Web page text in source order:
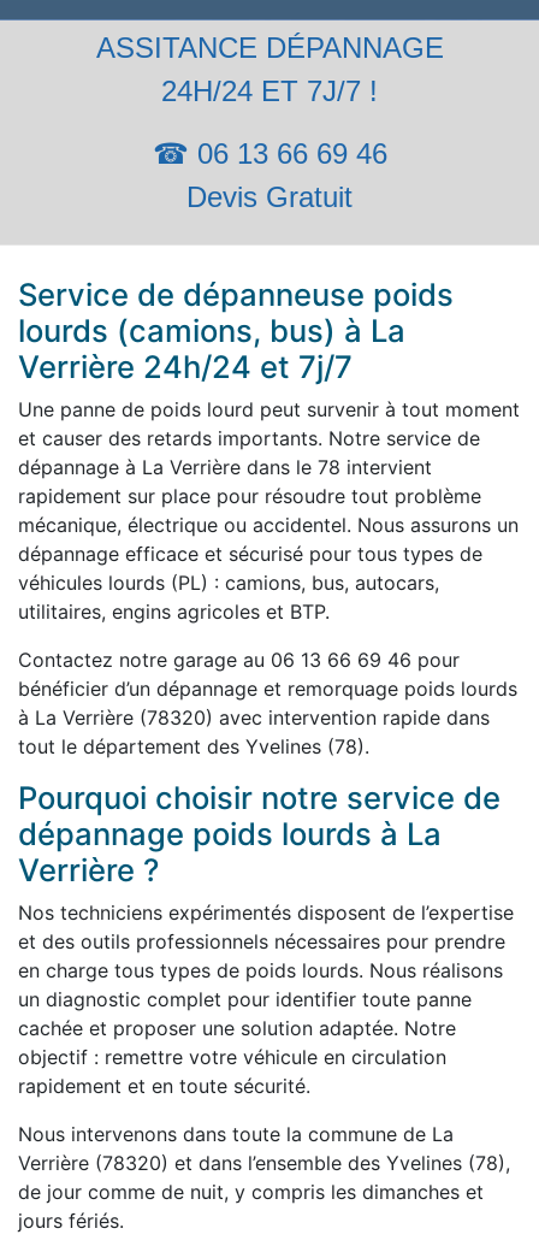
ASSITANCE DÉPANNAGE
24H/24 ET 7J/7 !
☎ 06 13 66 69 46
Devis Gratuit
Service de dépanneuse poids
lourds (camions, bus) à La
Verrière 24h/24 et 7j/7
Une panne de poids lourd peut survenir à tout moment
et causer des retards importants. Notre service de
dépannage à La Verrière dans le 78 intervient
rapidement sur place pour résoudre tout problème
mécanique, électrique ou accidentel. Nous assurons un
dépannage efficace et sécurisé pour tous types de
véhicules lourds (PL) : camions, bus, autocars,
utilitaires, engins agricoles et BTP.
Contactez notre garage au 06 13 66 69 46 pour
bénéficier d’un dépannage et remorquage poids lourds
à La Verrière (78320) avec intervention rapide dans
tout le département des Yvelines (78).
Pourquoi choisir notre service de
dépannage poids lourds à La
Verrière ?
Nos techniciens expérimentés disposent de l’expertise
et des outils professionnels nécessaires pour prendre
en charge tous types de poids lourds. Nous réalisons
un diagnostic complet pour identifier toute panne
cachée et proposer une solution adaptée. Notre
objectif : remettre votre véhicule en circulation
rapidement et en toute sécurité.
Nous intervenons dans toute la commune de La
Verrière (78320) et dans l’ensemble des Yvelines (78),
de jour comme de nuit, y compris les dimanches et
jours fériés.